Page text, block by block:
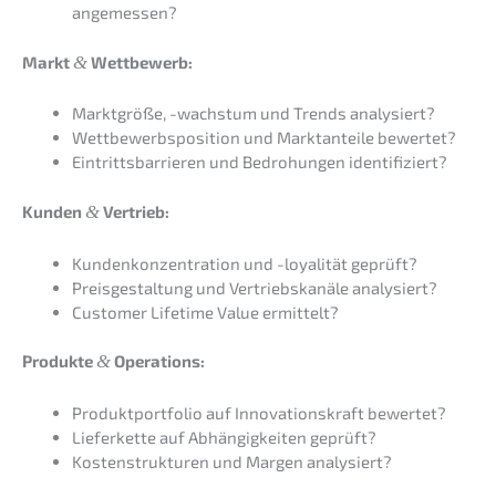
angemessen?
Markt&Wettbewerb:
Markt­grö­ße, -wachs­tum und Trends analysiert?
Wettbe­werbs­po­si­ti­on und Markt­an­tei­le bewertet?
Eintritts­bar­rie­ren und Bedro­hun­gen identifiziert?
Kunden &Vertrieb:
Kunden­kon­zen­tra­ti­on und -loyali­tät geprüft?
Preis­ge­stal­tung und Vertriebs­ka­nä­le analysiert?
Custo­mer Lifetime Value ermittelt?
Produk­te&Operations:
Produkt­port­fo­lio auf Innova­ti­ons­kraft bewertet?
Liefer­ket­te auf Abhän­gig­kei­ten geprüft?
Kosten­struk­tu­ren und Margen analysiert?